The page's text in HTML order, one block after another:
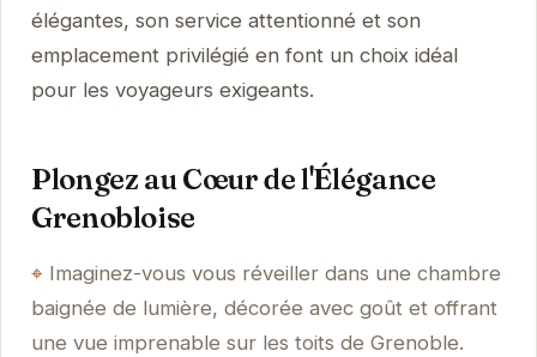
élégantes, son service attentionné et son
emplacement privilégié en font un choix idéal
pour les voyageurs exigeants.
Plongez au Cœur de l'Élégance
Grenobloise
Imaginez-vous vous réveiller dans une chambre
baignée de lumière, décorée avec goût et offrant
une vue imprenable sur les toits de Grenoble.